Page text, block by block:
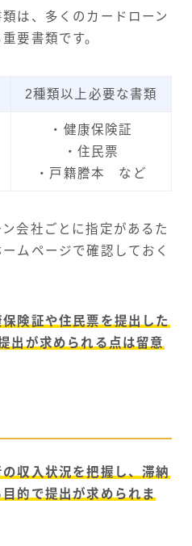
は、多くのカードローン
要書類です。
2種類以上必要な書類
・健康保険証
・住民票
・戸籍謄本 など
会社ごとに指定があるた
ムページで確認しておく
険証や住民票を提出した
出が求められる点は留意
収入状況を把握し、滞納
的で提出が求められま